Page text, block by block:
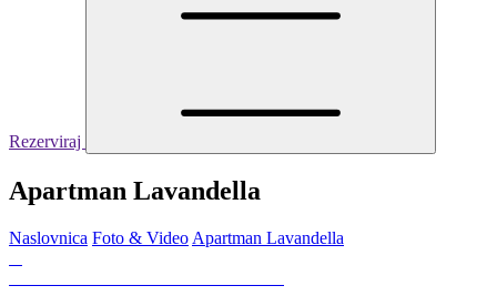
Rezerviraj
Apartman Lavandella
Naslovnica Foto & Video Apartman Lavandella